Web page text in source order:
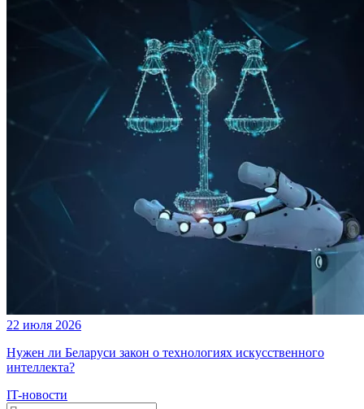
22 июля 2026
Нужен ли Беларуси закон о технологиях искусственного
интеллекта?
IT-новости